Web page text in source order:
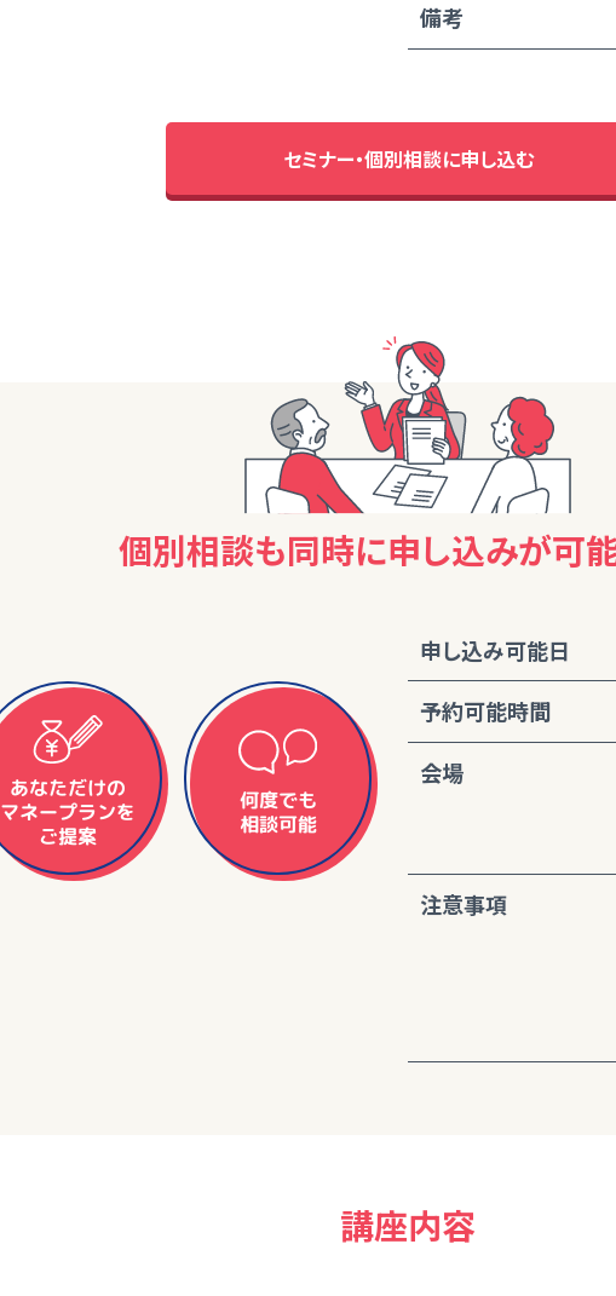
備考
セミナー・個別相談に申し込む
個別相談も同時に申し込みが可能
あなただけの
マネープランを
ご提案
何度でも
相談可能
申し込み可能日
予約可能時間
会場
注意事項
講座内容